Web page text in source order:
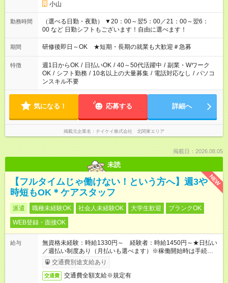
小山
勤務時間
（選べる日勤・夜勤） ▼20：00～翌5：00／21：00～翌6：
00 など 日勤シフトもございます！自由に選べます！
期間 研修後即日～OK ★短期・長期の就業も大歓迎＃急募
特徴 週1日からOK / 日払いOK / 40～50代活躍中 / 副業・Wワーク
OK / シフト勤務 / 10名以上の大量募集 / 電話対応なし / パソコ
ンスキル不要
気になる！ 応募する 詳細へ
掲載元企業名 テイケイ株式会社 北関東エリア
掲載日：2026.08.05
未読
NEW
【フルタイムじゃ働けない！という方へ】週3や
時短もOK＊ケアスタッフ
派遣 職種未経験OK 社会人未経験OK 大学生歓迎
ブランクOK
WEB登録・面接OK
給与
無資格未経験：時給1330円～ 経験者：時給1450円～★日払い
／週払い制度あり（月払いも選べます）※稼働開始時は手続き完
了次第のお支払いとなります。
交通費別途支給あり
交通費 交通費全額支給※規定有